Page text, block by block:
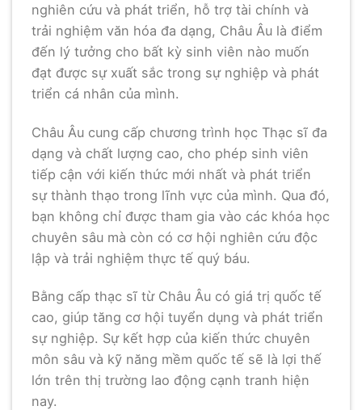
nghiên cứu và phát triển, hỗ trợ tài chính và
trải nghiệm văn hóa đa dạng, Châu Âu là điểm
đến lý tưởng cho bất kỳ sinh viên nào muốn
đạt được sự xuất sắc trong sự nghiệp và phát
triển cá nhân của mình.
Châu Âu cung cấp chương trình học Thạc sĩ đa
dạng và chất lượng cao, cho phép sinh viên
tiếp cận với kiến thức mới nhất và phát triển
sự thành thạo trong lĩnh vực của mình. Qua đó,
bạn không chỉ được tham gia vào các khóa học
chuyên sâu mà còn có cơ hội nghiên cứu độc
lập và trải nghiệm thực tế quý báu.
Bằng cấp thạc sĩ từ Châu Âu có giá trị quốc tế
cao, giúp tăng cơ hội tuyển dụng và phát triển
sự nghiệp. Sự kết hợp của kiến thức chuyên
môn sâu và kỹ năng mềm quốc tế sẽ là lợi thế
lớn trên thị trường lao động cạnh tranh hiện
nay.